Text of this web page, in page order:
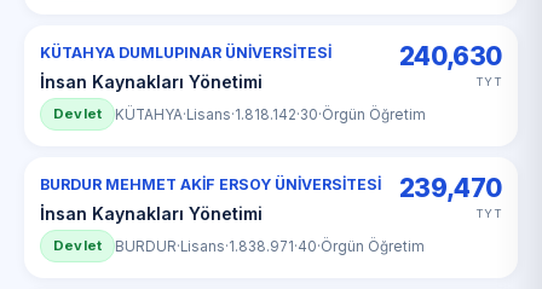
KÜTAHYA DUMLUPINAR ÜNİVERSİTESİ
İnsan Kaynakları Yönetimi
240,630
TYT
Devlet KÜTAHYA·Lisans·1.818.142·30·Örgün Öğretim
BURDUR MEHMET AKİF ERSOY ÜNİVERSİTESİ
İnsan Kaynakları Yönetimi
239,470
TYT
Devlet BURDUR·Lisans·1.838.971·40·Örgün Öğretim